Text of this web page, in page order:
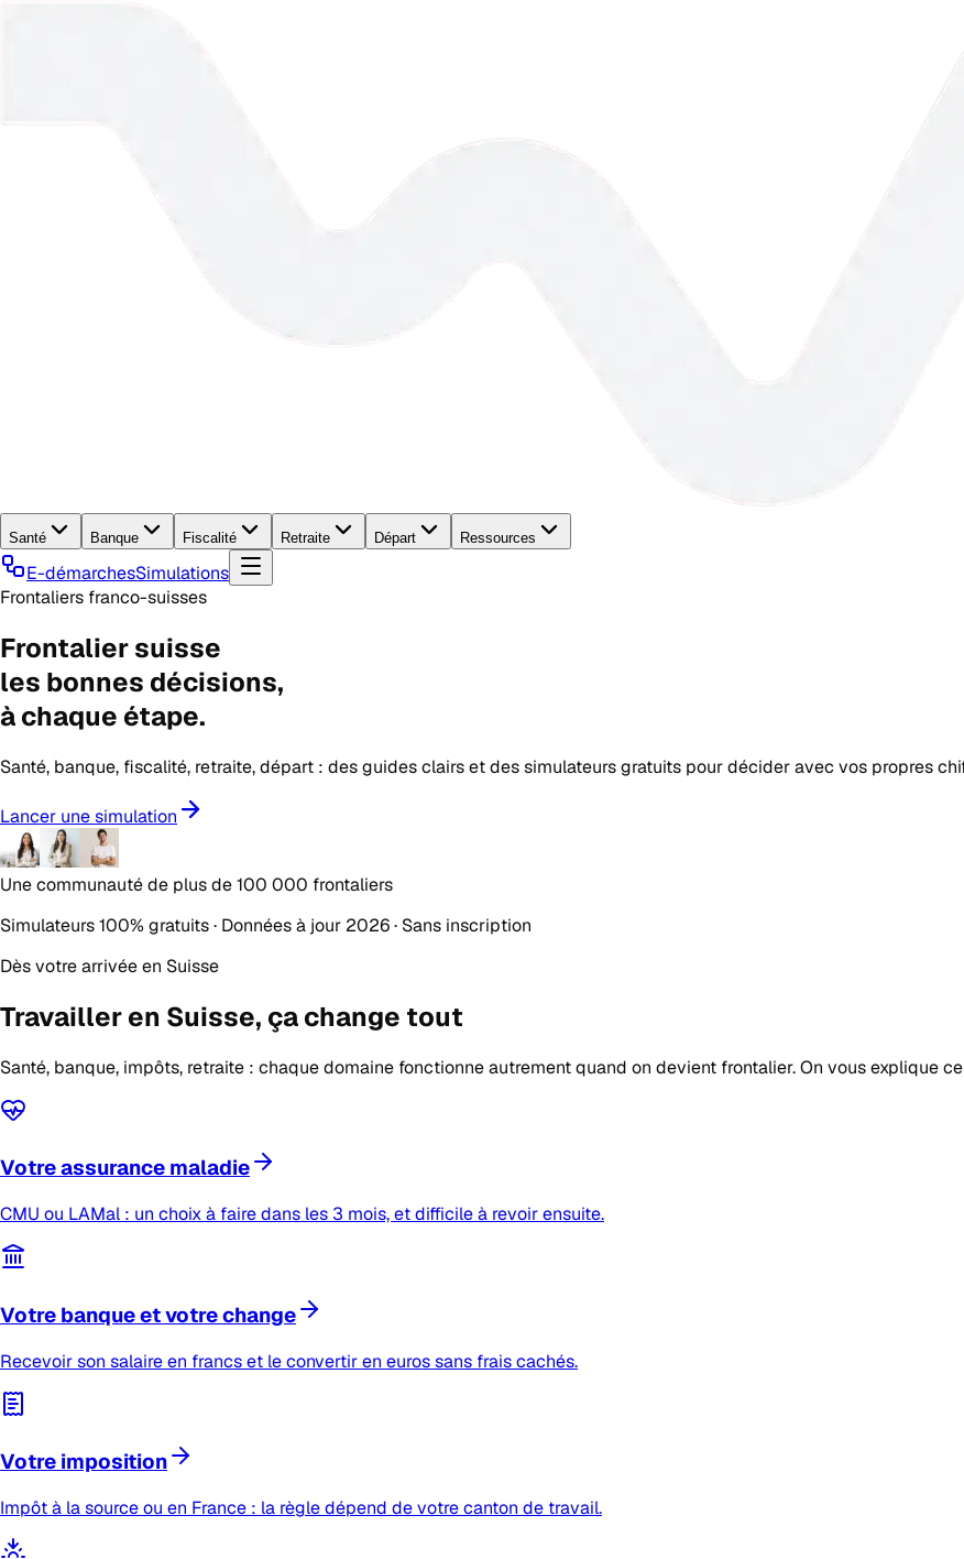
Santé Banque Fiscalité Retraite Départ Ressources
E-démarchesSimulations
Frontaliers franco-suisses
Frontalier suisse
les bonnes décisions,
à chaque étape.
Santé, banque, fiscalité, retraite, départ : des guides clairs et des simulateurs gratuits pour décider avec vos propres
Lancer une simulation
Une communauté de plus de100 000 frontaliers
Simulateurs 100% gratuits · Données à jour 2026 · Sans inscription
Dès votre arrivée en Suisse
Travailler en Suisse, ça change tout
Santé, banque, impôts, retraite : chaque domaine fonctionne autrement quand on devient frontalier. On vous explique
Votre assurance maladie
CMU ou LAMal : un choix à faire dans les 3 mois, et difficile à revoir ensuite.
Votre banque et votre change
Recevoir son salaire en francs et le convertir en euros sans frais cachés.
Votre imposition
Impôt à la source ou en France : la règle dépend de votre canton de travail.